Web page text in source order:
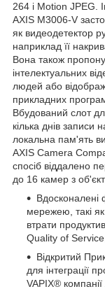
264 і Motion JPEG.
AXIS M3006-V
як видеодетектор
наприклад її
Вона також
інтелектуальних
людей або
прикладних
Вбудований слот
кілька днів записи
локальна пам'ять
AXIS Camera
спосіб віддалено
до 16 камер з
Вдосконалені
мережею, такі
втрати
Quality of
Відкритий
для інтеграції
VAPIX®